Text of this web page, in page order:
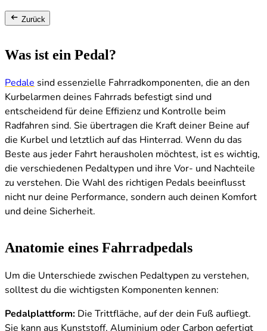
Zurück
Was ist ein Pedal?
Pedale sind essenzielle Fahrradkomponenten, die an den
Kurbelarmen deines Fahrrads befestigt sind und
entscheidend für deine Effizienz und Kontrolle beim
Radfahren sind. Sie übertragen die Kraft deiner Beine auf
die Kurbel und letztlich auf das Hinterrad. Wenn du das
Beste aus jeder Fahrt herausholen möchtest, ist es wichtig,
die verschiedenen Pedaltypen und ihre Vor- und Nachteile
zu verstehen. Die Wahl des richtigen Pedals beeinflusst
nicht nur deine Performance, sondern auch deinen Komfort
und deine Sicherheit.
Anatomie eines Fahrradpedals
Um die Unterschiede zwischen Pedaltypen zu verstehen,
solltest du die wichtigsten Komponenten kennen:
Pedalplattform: Die Trittfläche, auf der dein Fuß aufliegt.
Sie kann aus Kunststoff, Aluminium oder Carbon gefertigt